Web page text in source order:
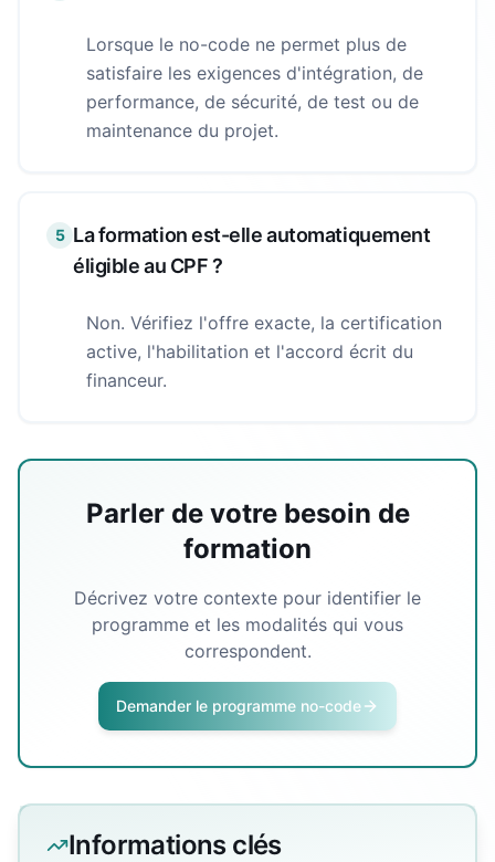
Lorsque le no-code ne permet plus de
satisfaire les exigences d'intégration, de
performance, de sécurité, de test ou de
maintenance du projet.
5 La formation est-elle automatiquement
éligible au CPF ?
Non. Vérifiez l'offre exacte, la certification
active, l'habilitation et l'accord écrit du
financeur.
Parler de votre besoin de
formation
Décrivez votre contexte pour identifier le
programme et les modalités qui vous
correspondent.
Demander le programme no-code
Informations clés